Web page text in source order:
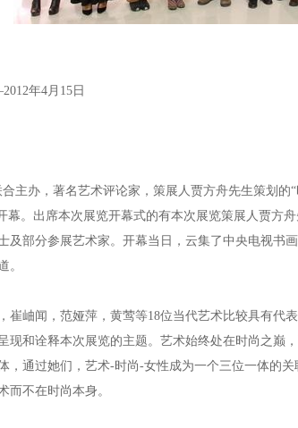
年4月15日
主办，著名艺术评论家，策展人贾方舟先生策划
幕。出席本次展览开幕式的有本次展览策展人贾方
及部分参展艺术家。开幕当日，云集了中央电视书
。
崔岫闻，范娅萍，黄莺等18位当代艺术比较具有代
现和诠释本次展览的主题。艺术始终处在时尚之巅
，通过她们，艺术-时尚-女性成为一个三位一体的
而不在时尚本身。